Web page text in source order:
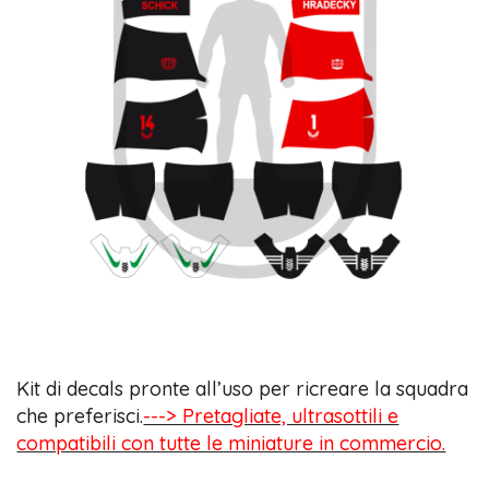
Kit di decals pronte all’uso per ricreare la squadra
che preferisci.---> Pretagliate, ultrasottili e
compatibili con tutte le miniature in commercio.